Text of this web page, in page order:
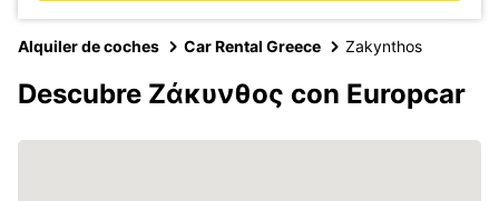
Alquiler de coches Car Rental Greece Zakynthos
Descubre Ζάκυνθος con Europcar